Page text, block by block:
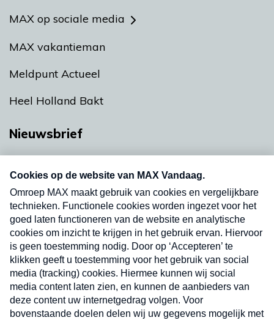
MAX op sociale media
MAX vakantieman
Meldpunt Actueel
Heel Holland Bakt
Nieuwsbrief
nieuwsbrief. Elke vrijdag- en dinsdagochtend in
uw mailbox.
Verzend